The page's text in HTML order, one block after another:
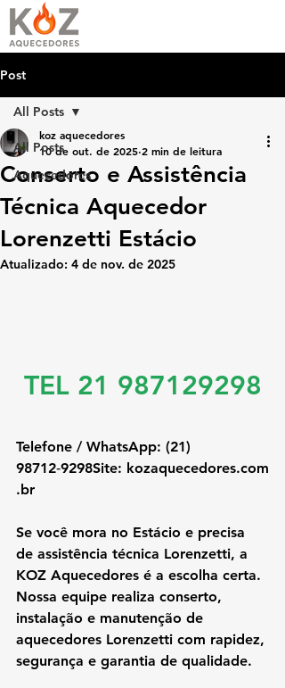
Post
All Posts
Aquecedores
All Posts
Conserto e Assistência
Técnica Aquecedor
Lorenzetti Estácio
koz aquecedores
10 de out. de 2025 2 min de leitura
Atualizado: 4 de nov. de 2025
TEL 21 987129298
Telefone / WhatsApp: (21)
98712‑9298Site: kozaquecedores.com
.br
Se você mora no Estácio e precisa
de assistência técnica Lorenzetti, a
KOZ Aquecedores é a escolha certa.
Nossa equipe realiza conserto,
instalação e manutenção de
aquecedores Lorenzetti com rapidez,
segurança e garantia de qualidade.